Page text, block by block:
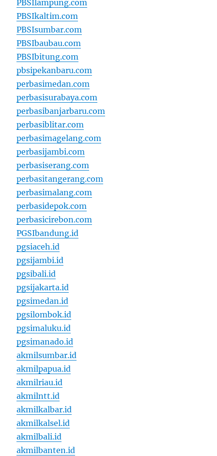
PBSIlampung.com
PBSIkaltim.com
PBSIsumbar.com
PBSIbaubau.com
PBSIbitung.com
pbsipekanbaru.com
perbasimedan.com
perbasisurabaya.com
perbasibanjarbaru.com
perbasiblitar.com
perbasimagelang.com
perbasijambi.com
perbasiserang.com
perbasitangerang.com
perbasimalang.com
perbasidepok.com
perbasicirebon.com
PGSIbandung.id
pgsiaceh.id
pgsijambi.id
pgsibali.id
pgsijakarta.id
pgsimedan.id
pgsilombok.id
pgsimaluku.id
pgsimanado.id
akmilsumbar.id
akmilpapua.id
akmilriau.id
akmilntt.id
akmilkalbar.id
akmilkalsel.id
akmilbali.id
akmilbanten.id